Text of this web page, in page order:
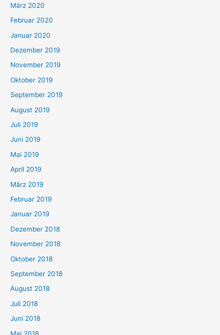
März 2020
Februar 2020
Januar 2020
Dezember 2019
November 2019
Oktober 2019
September 2019
August 2019
Juli 2019
Juni 2019
Mai 2019
April 2019
März 2019
Februar 2019
Januar 2019
Dezember 2018
November 2018
Oktober 2018
September 2018
August 2018
Juli 2018
Juni 2018
Mai 2018